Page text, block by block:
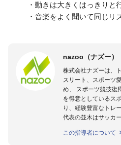
・動きは大きくはっきりと
・音楽をよく聞いて同じリ
nazoo（ナズー）
株式会社ナズーは、
スリート、スポーツ
め、 スポーツ競技復
を得意としているス
り、経験豊富なトレ
代表の並木はサッカ
のほかU-23日本代表
この指導者について